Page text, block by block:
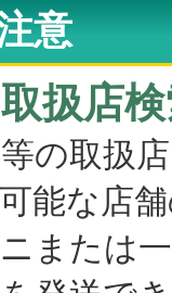
意
取扱店
の取扱
能な店
たは一